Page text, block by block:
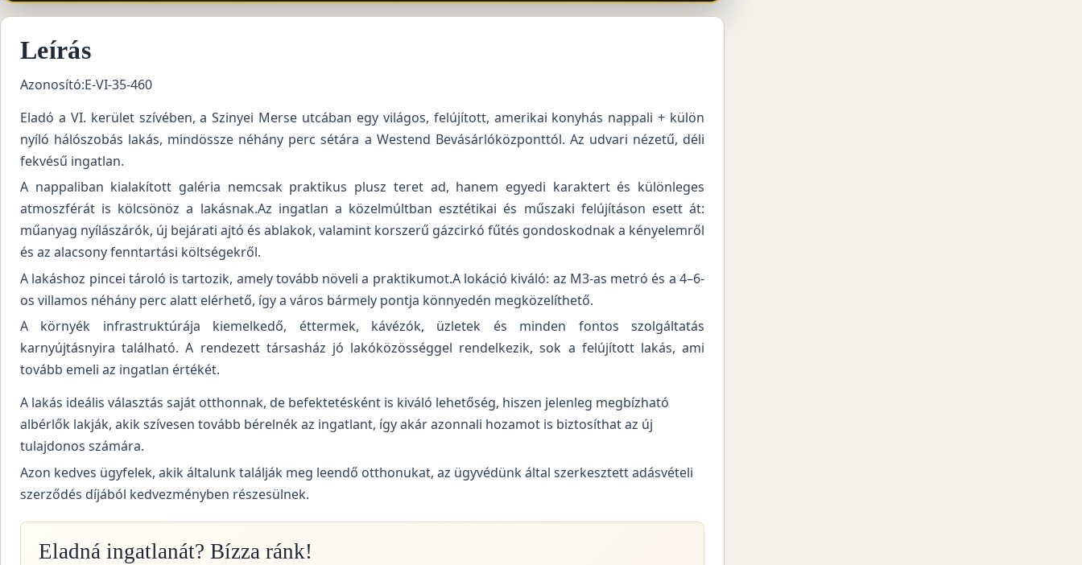
Leírás
Azonosító:E-VI-35-460
Eladó a VI. kerület szívében, a Szinyei Merse utcában egy világos, felújított, amerikai konyhás nappali + külön
nyíló hálószobás lakás, mindössze néhány perc sétára a Westend Bevásárlóközponttól. Az udvari nézetű, déli
fekvésű ingatlan.
A nappaliban kialakított galéria nemcsak praktikus plusz teret ad, hanem egyedi karaktert és különleges
atmoszférát is kölcsönöz a lakásnak.Az ingatlan a közelmúltban esztétikai és műszaki felújításon esett át:
műanyag nyílászárók, új bejárati ajtó és ablakok, valamint korszerű gázcirkó fűtés gondoskodnak a kényelemről
és az alacsony fenntartási költségekről.
A lakáshoz pincei tároló is tartozik, amely tovább növeli a praktikumot.A lokáció kiváló: az M3-as metró és a 4–6-
os villamos néhány perc alatt elérhető, így a város bármely pontja könnyedén megközelíthető.
A környék infrastruktúrája kiemelkedő, éttermek, kávézók, üzletek és minden fontos szolgáltatás
karnyújtásnyira található. A rendezett társasház jó lakóközösséggel rendelkezik, sok a felújított lakás, ami
tovább emeli az ingatlan értékét.
A lakás ideális választás saját otthonnak, de befektetésként is kiváló lehetőség, hiszen jelenleg megbízható
albérlők lakják, akik szívesen tovább bérelnék az ingatlant, így akár azonnali hozamot is biztosíthat az új
tulajdonos számára.
Azon kedves ügyfelek, akik általunk találják meg leendő otthonukat, az ügyvédünk által szerkesztett adásvételi
szerződés díjából kedvezményben részesülnek.
Eladná ingatlanát? Bízza ránk!